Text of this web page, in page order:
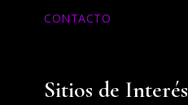
CONTACTO
Sitios de Interés